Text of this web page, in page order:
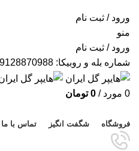
ورود / ثبت نام
منو
ورود / ثبت نام
شماره بله و روبیکا: 09128870988
0 مورد /
0 تومان
فروشگاه شگفت انگیز تماس با ما